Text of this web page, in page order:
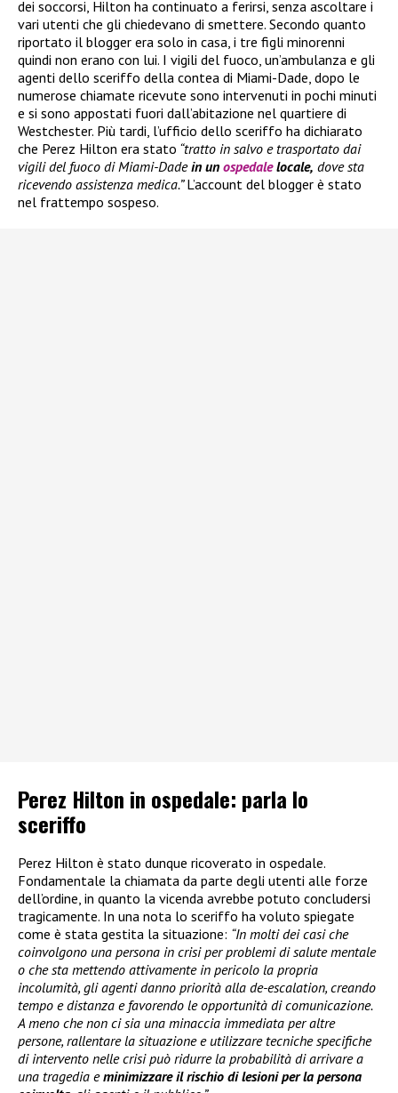
dei soccorsi, Hilton ha continuato a ferirsi, senza ascoltare i
vari utenti che gli chiedevano di smettere. Secondo quanto
riportato il blogger era solo in casa, i tre figli minorenni
quindi non erano con lui. I vigili del fuoco, un’ambulanza e gli
agenti dello sceriffo della contea di Miami-Dade, dopo le
numerose chiamate ricevute sono intervenuti in pochi minuti
e si sono appostati fuori dall’abitazione nel quartiere di
Westchester. Più tardi, l’ufficio dello sceriffo ha dichiarato
che Perez Hilton era stato “tratto in salvo e trasportato dai
vigili del fuoco di Miami-Dadein un ospedalelocale, dove sta
ricevendo assistenza medica.”L’account del blogger è stato
nel frattempo sospeso.
Perez Hilton in ospedale: parla lo
sceriffo
Perez Hilton è stato dunque ricoverato in ospedale.
Fondamentale la chiamata da parte degli utenti alle forze
dell’ordine, in quanto la vicenda avrebbe potuto concludersi
tragicamente. In una nota lo sceriffo ha voluto spiegate
come è stata gestita la situazione: “In molti dei casi che
coinvolgono una persona in crisi per problemi di salute mentale
o che sta mettendo attivamente in pericolo la propria
incolumità, gli agenti danno priorità alla de-escalation, creando
tempo e distanza e favorendo le opportunità di comunicazione.
A meno che non ci sia una minaccia immediata per altre
persone, rallentare la situazione e utilizzare tecniche specifiche
di intervento nelle crisi può ridurre la probabilità di arrivare a
una tragedia eminimizzare il rischio di lesioni per la persona